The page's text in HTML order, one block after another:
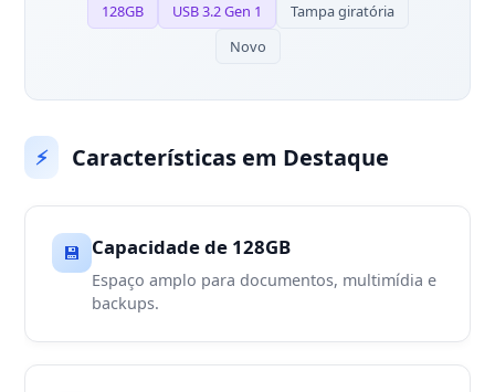
128GB USB 3.2 Gen 1
Tampa giratória
Novo
⚡ Características em Destaque
💾 Capacidade de 128GB
Espaço amplo para documentos, multimídia e
backups.